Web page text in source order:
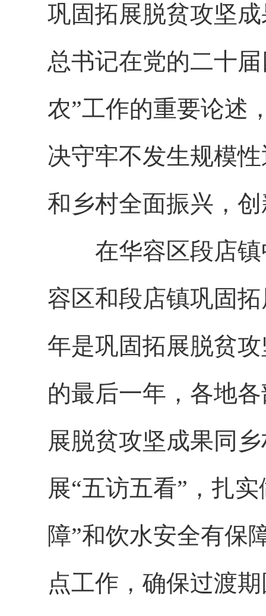
巩固拓展脱贫攻坚
总书记在党的二十
农”工作的重要论述
决守牢不发生规模
和乡村全面振兴，
在华容区段店镇
容区和段店镇巩固
年是巩固拓展脱贫
的最后一年，各地
展脱贫攻坚成果同
展“五访五看”，扎
障”和饮水安全有保
点工作，确保过渡